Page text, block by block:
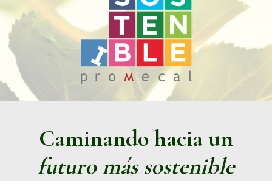
Caminando hacia un
futuro más sostenible